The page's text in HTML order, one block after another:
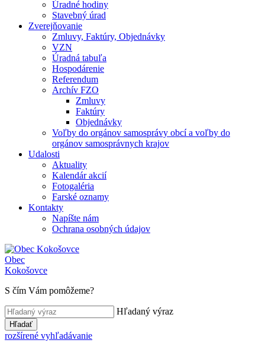
Úradné hodiny
Stavebný úrad
Zverejňovanie
Zmluvy, Faktúry, Objednávky
VZN
Úradná tabuľa
Hospodárenie
Referendum
Archív FZO
Zmluvy
Faktúry
Objednávky
Voľby do orgánov samosprávy obcí a voľby do
orgánov samosprávnych krajov
Udalosti
Aktuality
Kalendár akcií
Fotogaléria
Farské oznamy
Kontakty
Napíšte nám
Ochrana osobných údajov
Obec
Kokošovce
S čím Vám pomôžeme?
Hľadaný výraz
Hľadať
rozšírené vyhľadávanie